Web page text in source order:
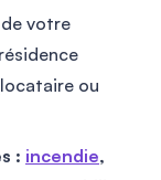
votre
ou
: incendie,